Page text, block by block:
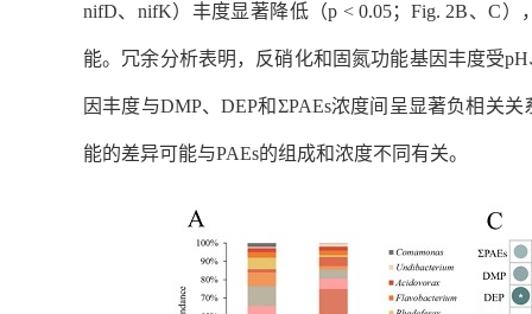
nifD、 nifK）丰度显著降低（p < 0.05；Fig. 2B、C）
能。冗余分析表明，反硝化和固氮功能基因丰度受pH
因丰度与DMP、DEP和ΣPAEs浓度间呈显著负相关关
能的差异可能与PAEs的组成和浓度不同有关。